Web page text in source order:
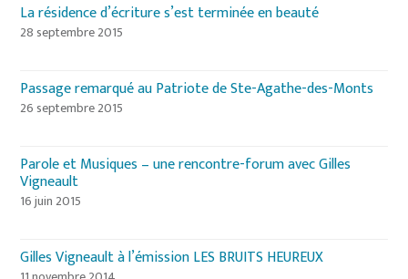
La résidence d’écriture s’est terminée en beauté
28 septembre 2015
Passage remarqué au Patriote de Ste-Agathe-des-Monts
26 septembre 2015
Parole et Musiques – une rencontre-forum avec Gilles
Vigneault
16 juin 2015
Gilles Vigneault à l’émission LES BRUITS HEUREUX